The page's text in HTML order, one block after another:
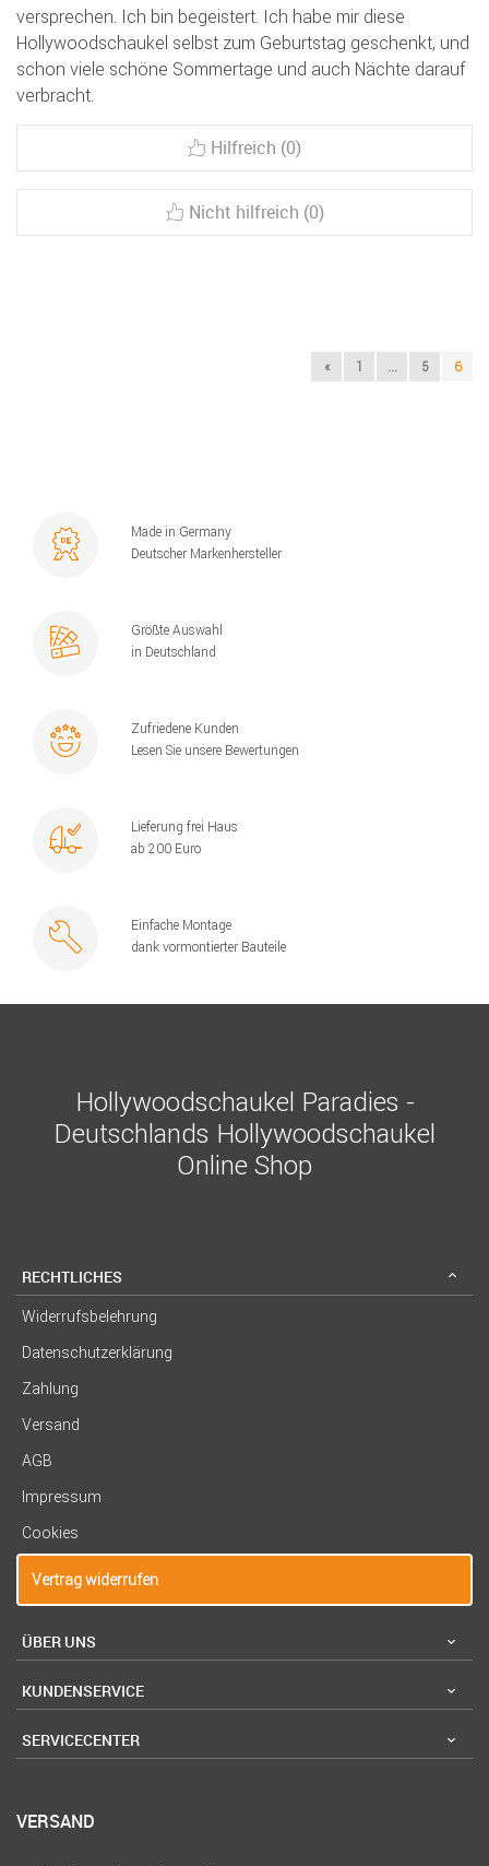
versprechen. Ich bin begeistert. Ich habe mir diese
Hollywoodschaukel selbst zum Geburtstag geschenkt, und
schon viele schöne Sommertage und auch Nächte darauf
verbracht.
Hilfreich (0)
Nicht hilfreich (0)
« 1 ... 5 6
Made in Germany
Deutscher Markenhersteller
Größte Auswahl
in Deutschland
Zufriedene Kunden
Lesen Sie unsere Bewertungen
Lieferung frei Haus
ab 200 Euro
Einfache Montage
dank vormontierter Bauteile
Hollywoodschaukel Paradies -
Deutschlands Hollywoodschaukel
Online Shop
RECHTLICHES
Widerrufsbelehrung
Datenschutzerklärung
Zahlung
Versand
AGB
Impressum
Cookies
Vertrag widerrufen
ÜBER UNS
KUNDENSERVICE
SERVICECENTER
VERSAND